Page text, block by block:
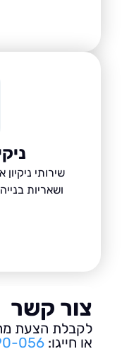
ניקיון
שירותי ניקיון אחרי
ושאריות בנייה
קשר
הצעת מחיר
חייגו:8090-056